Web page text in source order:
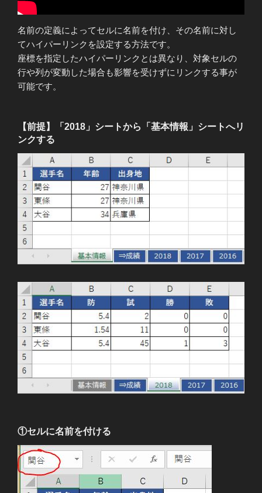
名前の定義によってセルに名前を付け、その名前に対し
てハイパーリンクを設定する方法です。
座標を指定したハイパーリンクとは異なり、対象セルの
行や列が変動した場合も影響を受けずにリンクする事が
可能です。
【前提】「2018」シートから「基本情報」シートへリ
ンクする
①セルに名前を付ける